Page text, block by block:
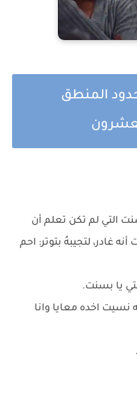
حدود المنطق
التي لم تكن تعلم أن
غادر، لتجيبهُ بتوتر: احم
يا بسنت.
اخده معايا وانا